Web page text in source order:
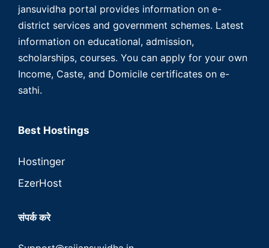
jansuvidha portal provides information on e-
district services and government schemes. Latest
information on educational, admission,
scholarships, courses. You can apply for your own
Income, Caste, and Domicile certificates on e-
sathi.
Best Hostings
Hostinger
EzerHost
संपर्क करे